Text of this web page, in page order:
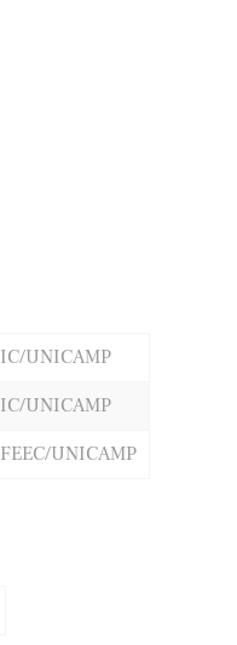
IC/UNICAMP
IC/UNICAMP
FEEC/UNICAMP